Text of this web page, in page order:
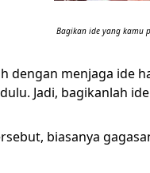
Bagikan ide yang kamu
dengan menjaga ide
Jadi, bagikanlah
biasanya